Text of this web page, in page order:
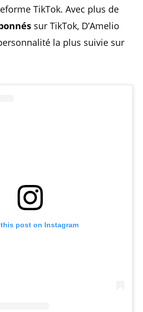
TikTok. Avec plus de
sur TikTok, D’Amelio
la plus suivie sur
post on Instagram